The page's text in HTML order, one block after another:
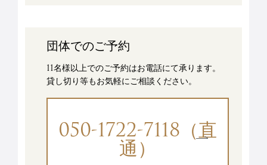
団体でのご予約
11名様以上でのご予約はお電話にて承ります。
貸し切り等もお気軽にご相談ください。
050-1722-7118（直
通）